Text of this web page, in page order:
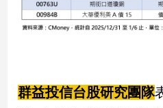
群益投信台股研究團隊